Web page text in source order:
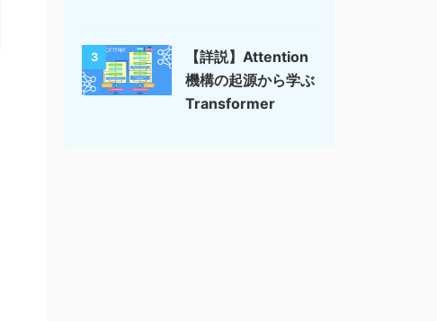
3
【詳説】Attention
機構の起源から学ぶ
Transformer